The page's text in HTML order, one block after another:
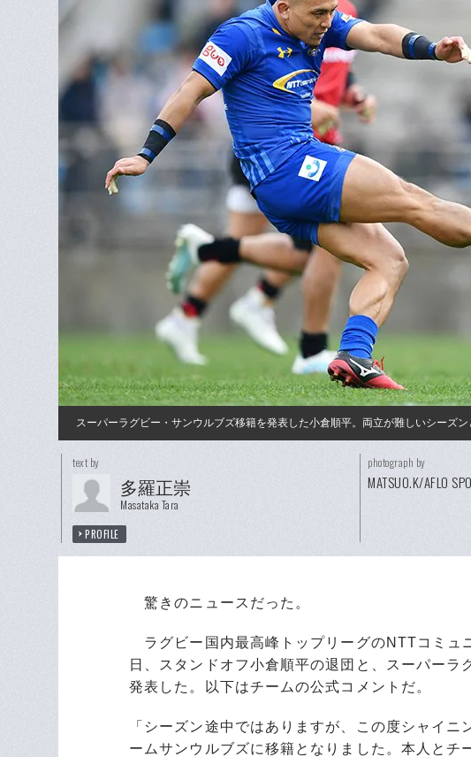
スーパーラグビー・サンウルブズ移籍を発表した小倉順平。両立が難しいシーズ
text by
多羅正崇
Masataka Tara
PROFILE
photograph by
MATSUO.K/AFLO
驚きのニュースだった。
ラグビー国内最高峰トップリーグのNTTコミュ
日、スタンドオフ小倉順平の退団と、スーパー
発表した。以下はチームの公式コメントだ。
「シーズン途中ではありますが、この度シャイ
ームサンウルブズに移籍となりました。本人とチ